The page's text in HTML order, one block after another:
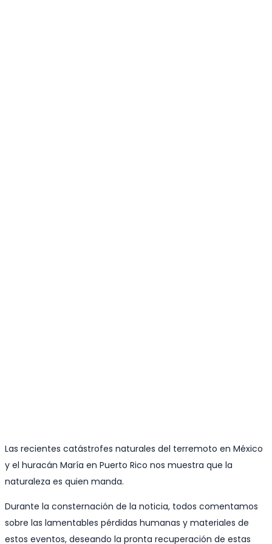
Las recientes catástrofes naturales del terremoto en México
y el huracán María en Puerto Rico nos muestra que la
naturaleza es quien manda.
Durante la consternación de la noticia, todos comentamos
sobre las lamentables pérdidas humanas y materiales de
estos eventos, deseando la pronta recuperación de estas